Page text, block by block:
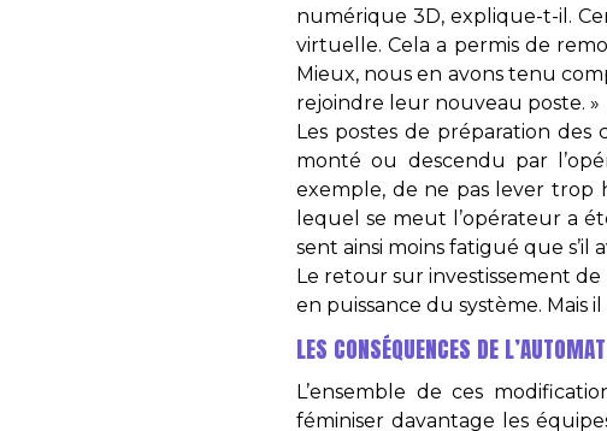
numérique 3D, explique-t-il.
virtuelle. Cela a permis de
Mieux, nous en avons tenu
rejoindre leur nouveau poste. »
Les postes de préparation
monté ou descendu par
exemple, de ne pas lever trop
lequel se meut l’opérateur a
sent ainsi moins fatigué que s’il
Le retour sur investissement
en puissance du système. Mais
LES CONSÉQUENCES DE
L’ensemble de ces
féminiser davantage les